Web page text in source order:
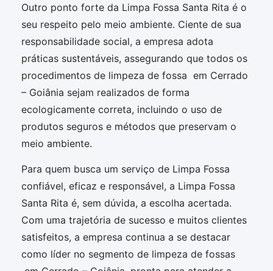
Outro ponto forte da Limpa Fossa Santa Rita é o
seu respeito pelo meio ambiente. Ciente de sua
responsabilidade social, a empresa adota
práticas sustentáveis, assegurando que todos os
procedimentos de limpeza de fossa em Cerrado
– Goiânia sejam realizados de forma
ecologicamente correta, incluindo o uso de
produtos seguros e métodos que preservam o
meio ambiente.
Para quem busca um serviço de Limpa Fossa
confiável, eficaz e responsável, a Limpa Fossa
Santa Rita é, sem dúvida, a escolha acertada.
Com uma trajetória de sucesso e muitos clientes
satisfeitos, a empresa continua a se destacar
como líder no segmento de limpeza de fossas